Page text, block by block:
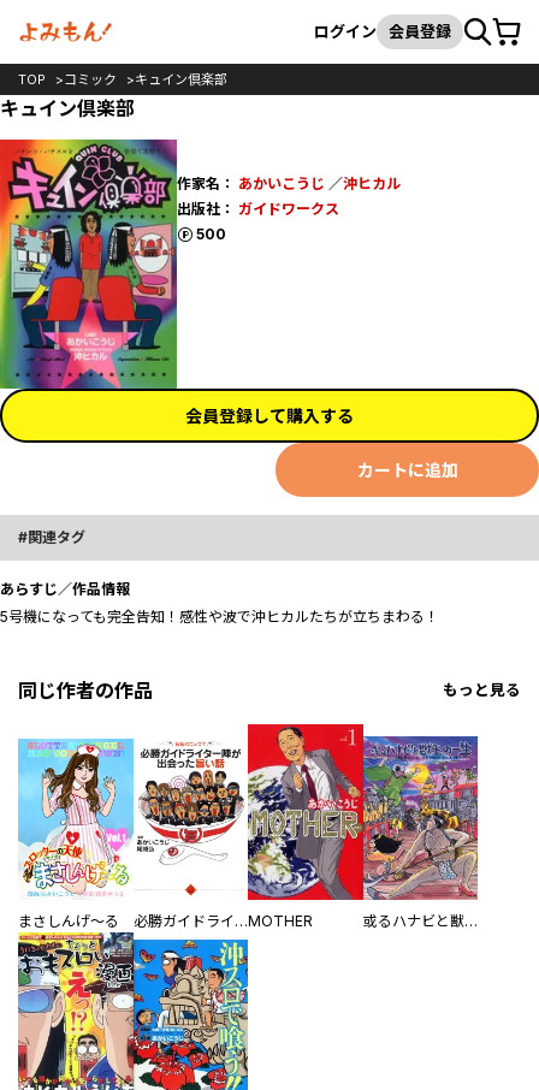
検索
ログイン 会員登録カート
TOP コミック キュイン倶楽部
キュイン倶楽部
作家名： あかいこうじ ／沖ヒカル
出版社： ガイドワークス
500
ポイント
会員登録して購入する
カートに追加
関連タグ
あらすじ／作品情報
5号機になっても完全告知！感性や波で沖ヒカルたちが立ちまわる！
同じ作者の作品 もっと見る
まさしんげ～る 必勝ガイドライター陣が出会った旨い話MOTHER 或るハナビと獣王の一生